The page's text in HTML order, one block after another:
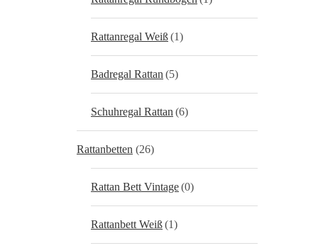
Rattanregal Weiß(1)
Badregal Rattan (5)
Schuhregal Rattan (6)
Rattanbetten (26)
Rattan Bett Vintage(0)
Rattanbett Weiß(1)